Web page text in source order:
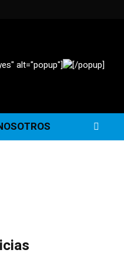
alt="popup"] [/popup]